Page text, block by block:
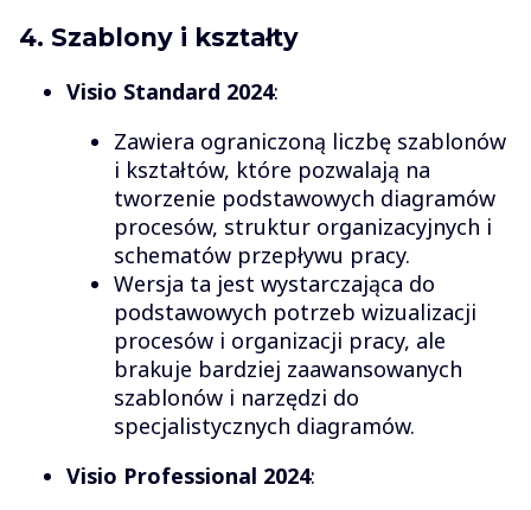
4. Szablony i kształty
Visio Standard 2024:
Zawiera ograniczoną liczbę szablonów
i kształtów, które pozwalają na
tworzenie podstawowych diagramów
procesów, struktur organizacyjnych i
schematów przepływu pracy.
Wersja ta jest wystarczająca do
podstawowych potrzeb wizualizacji
procesów i organizacji pracy, ale
brakuje bardziej zaawansowanych
szablonów i narzędzi do
specjalistycznych diagramów.
Visio Professional 2024: